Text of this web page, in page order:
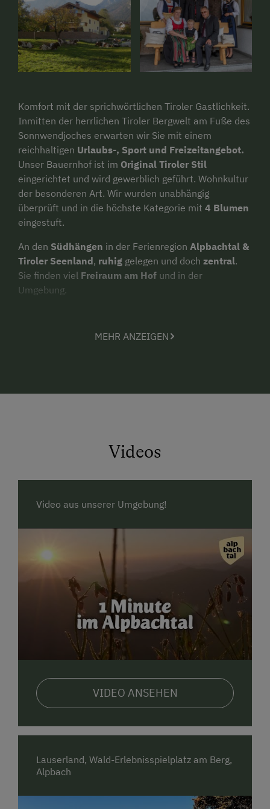
Komfort mit der sprichwörtlichen Tiroler Gastlichkeit.
Inmitten der herrlichen Tiroler Bergwelt am Fuße des
Sonnwendjoches erwarten wir Sie mit einem
reichhaltigen Urlaubs-, Sport und Freizeitangebot.
Unser Bauernhof ist im Original Tiroler Stil
eingerichtet und wird gewerblich geführt. Wohnkultur
der besonderen Art. Wir wurden unabhängig
überprüft und in die höchste Kategorie mit 4 Blumen
eingestuft.
An den Südhängen in der Ferienregion Alpbachtal &
Tiroler Seenland, ruhig gelegen und doch zentral.
Sie finden viel Freiraum am Hof und in der
Umgebung.
Angebote am Hof: Gratis reiten, beheiztes Freibad
mit tollen Inklusivleistungen, wie
Alpbach, Reith i.A. und Kramsach, Eintritt Badeseen,
MEHR ANZEIGEN
Videos
Video aus unserer Umgebung!
VIDEO ANSEHEN
Lauserland, Wald-Erlebnisspielplatz am Berg,
Alpbach